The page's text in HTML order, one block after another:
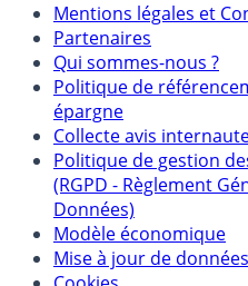
Mentions légales et
Partenaires
Qui sommes-nous ?
Politique de
épargne
Collecte avis
Politique de gestion
(RGPD - Règlement
Données)
Modèle économique
Mise à jour de